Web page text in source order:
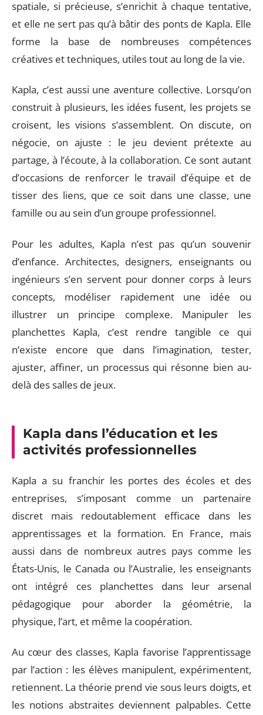
spatiale, si précieuse, s’enrichit à chaque tentative,
et elle ne sert pas qu’à bâtir des ponts de Kapla. Elle
forme la base de nombreuses compétences
créatives et techniques, utiles tout au long de la vie.
Kapla, c’est aussi une aventure collective. Lorsqu’on
construit à plusieurs, les idées fusent, les projets se
croisent, les visions s’assemblent. On discute, on
négocie, on ajuste : le jeu devient prétexte au
partage, à l’écoute, à la collaboration. Ce sont autant
d’occasions de renforcer le travail d’équipe et de
tisser des liens, que ce soit dans une classe, une
famille ou au sein d’un groupe professionnel.
Pour les adultes, Kapla n’est pas qu’un souvenir
d’enfance. Architectes, designers, enseignants ou
ingénieurs s’en servent pour donner corps à leurs
concepts, modéliser rapidement une idée ou
illustrer un principe complexe. Manipuler les
planchettes Kapla, c’est rendre tangible ce qui
n’existe encore que dans l’imagination, tester,
ajuster, affiner, un processus qui résonne bien au-
delà des salles de jeux.
Kapla dans l’éducation et les
activités professionnelles
Kapla a su franchir les portes des écoles et des
entreprises, s’imposant comme un partenaire
discret mais redoutablement efficace dans les
apprentissages et la formation. En France, mais
aussi dans de nombreux autres pays comme les
États-Unis, le Canada ou l’Australie, les enseignants
ont intégré ces planchettes dans leur arsenal
pédagogique pour aborder la géométrie, la
physique, l’art, et même la coopération.
Au cœur des classes, Kapla favorise l’apprentissage
par l’action : les élèves manipulent, expérimentent,
retiennent. La théorie prend vie sous leurs doigts, et
les notions abstraites deviennent palpables. Cette